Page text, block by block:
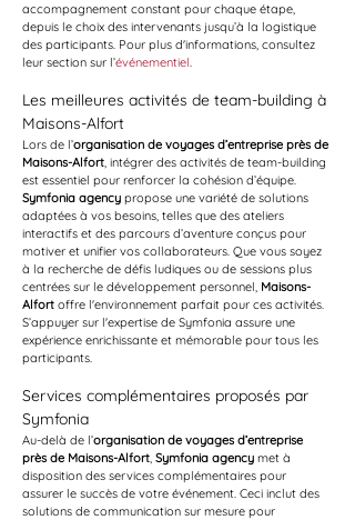
accompagnement constant pour chaque étape,
depuis le choix des intervenants jusqu’à la logistique
des participants. Pour plus d'informations, consultez
leur section sur l’événementiel.
Les meilleures activités de team-building à
Maisons-Alfort
Lors de l’organisation de voyages d’entreprise près de
Maisons-Alfort, intégrer des activités de team-building
est essentiel pour renforcer la cohésion d’équipe.
Symfonia agency propose une variété de solutions
adaptées à vos besoins, telles que des ateliers
interactifs et des parcours d’aventure conçus pour
motiver et unifier vos collaborateurs. Que vous soyez
à la recherche de défis ludiques ou de sessions plus
centrées sur le développement personnel, Maisons-
Alfort offre l'environnement parfait pour ces activités.
S’appuyer sur l'expertise de Symfonia assure une
expérience enrichissante et mémorable pour tous les
participants.
Services complémentaires proposés par
Symfonia
Au-delà de l’organisation de voyages d’entreprise
près de Maisons-Alfort, Symfonia agency met à
disposition des services complémentaires pour
assurer le succès de votre événement. Ceci inclut des
solutions de communication sur mesure pour